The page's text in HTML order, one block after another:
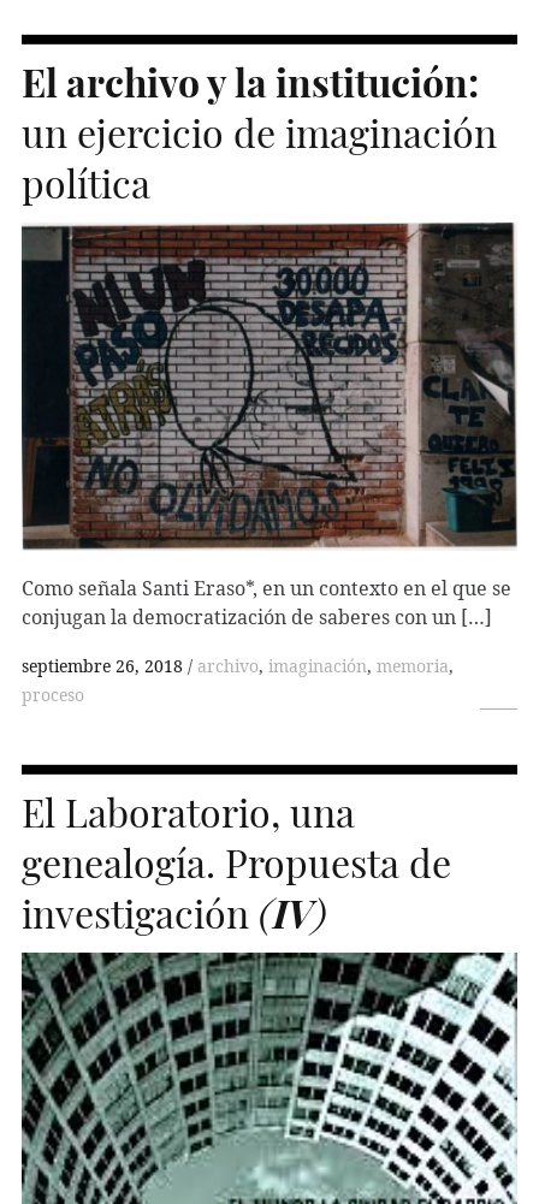
El archivo y la institución:
un ejercicio de imaginación
política
Como señala Santi Eraso*, en un contexto en el que se
conjugan la democratización de saberes con un […]
septiembre 26, 2018 archivo, imaginación, memoria,
proceso
El Laboratorio, una
genealogía. Propuesta de
investigación (IV)